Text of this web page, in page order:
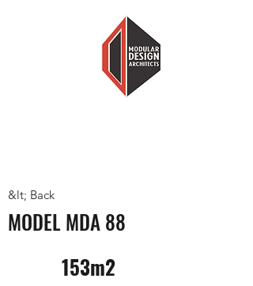
&lt; Back
MODEL MDA 88
153m2